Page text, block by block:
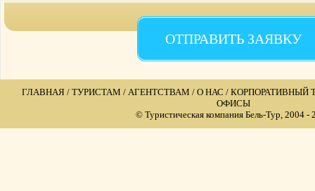
ОТПРАВИТЬ ЗАЯВКУ
ГЛАВНАЯ/ ТУРИСТАМ / АГЕНТСТВАМ / О НАС / КОРПОРАТИВНЫЙ
ОФИСЫ
© Туристическая компания Бель-Тур, 2004 -